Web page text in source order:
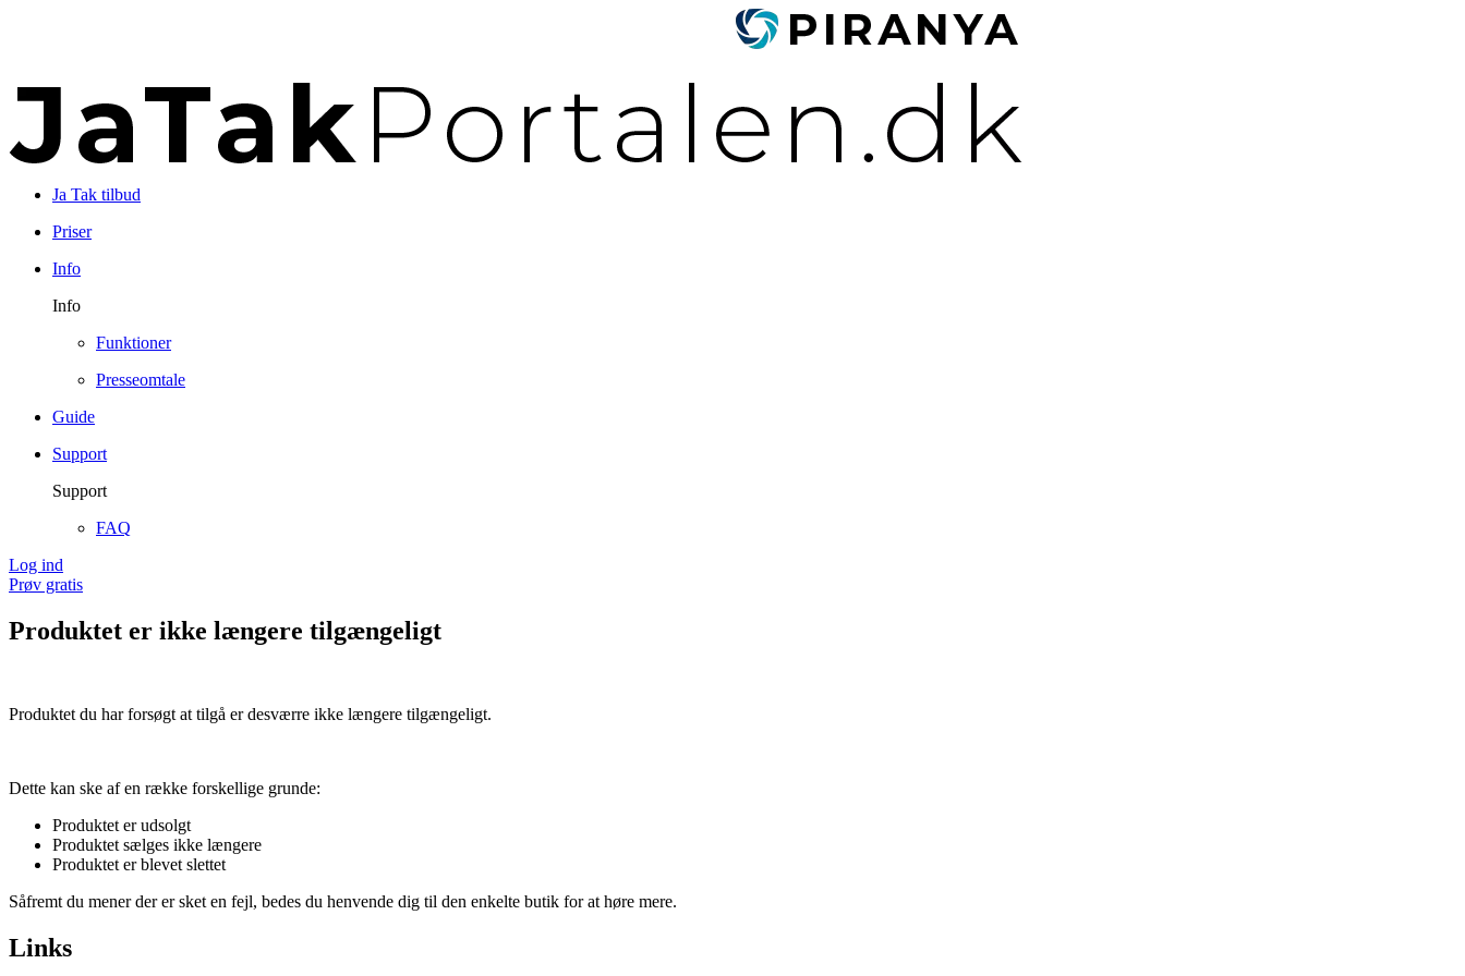
Ja Tak tilbud
Priser
Info
Info
Funktioner
Presseomtale
Guide
Support
Support
FAQ
Log ind
Prøv gratis
Produktet er ikke længere tilgængeligt
Produktet du har forsøgt at tilgå er desværre ikke længere tilgængeligt.
Dette kan ske af en række forskellige grunde:
Produktet er udsolgt
Produktet sælges ikke længere
Produktet er blevet slettet
Såfremt du mener der er sket en fejl, bedes du henvende dig til den enkelte butik for at høre mere.
Links